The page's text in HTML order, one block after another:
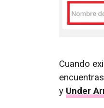
Cuando
y Under